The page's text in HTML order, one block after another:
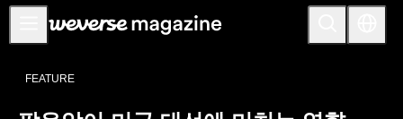
공지사항
FEATURE